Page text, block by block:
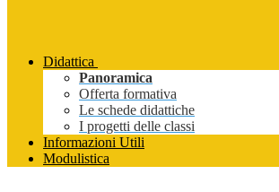
Didattica
Panoramica
Offerta formativa
Le schede didattiche
I progetti delle classi
Informazioni Utili
Modulistica